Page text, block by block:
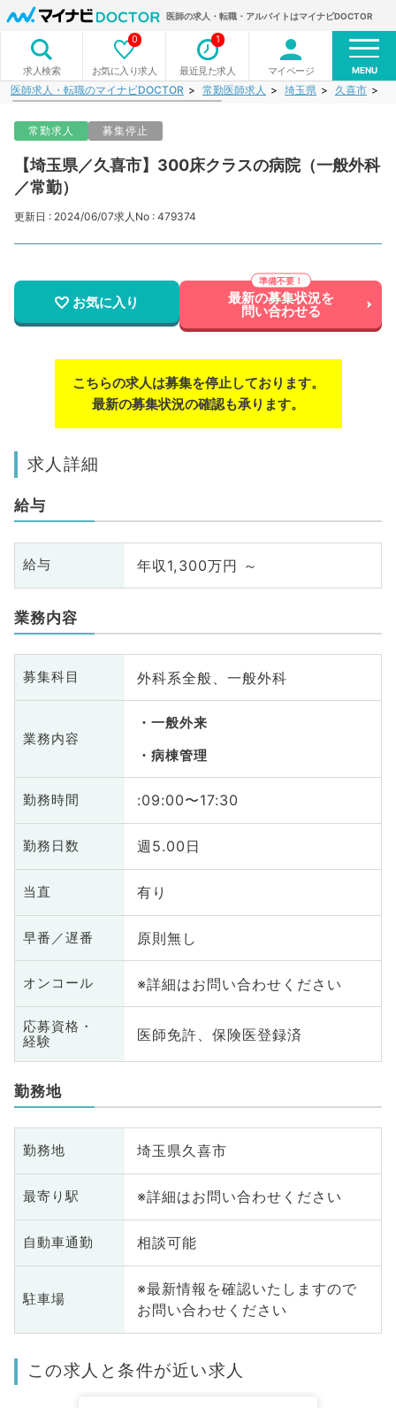
医師の求人・転職・アルバイトはマイナビDOCTOR
求人検索 お気に入り求人
0
最近見た求人
1
マイページ MENU
医師求人・転職のマイナビDOCTOR 常勤医師求人 埼玉県 久喜市
常勤求人 募集停止
【埼玉県／久喜市】300床クラスの病院（一般外科
／常勤）
更新日 : 2024/06/07求人No : 479374
お気に入り 最新の募集状況を
問い合わせる
こちらの求人は募集を停止しております。
最新の募集状況の確認も承ります。
求人詳細
給与
給与 年収1,300万円 ～
業務内容
募集科目 外科系全般、一般外科
業務内容
一般外来
病棟管理
勤務時間 :09:00〜17:30
勤務日数 週5.00日
当直 有り
早番／遅番 原則無し
オンコール ※詳細はお問い合わせください
応募資格・
経験
医師免許、保険医登録済
勤務地
勤務地 埼玉県久喜市
最寄り駅 ※詳細はお問い合わせください
自動車通勤 相談可能
駐車場
※最新情報を確認いたしますので
お問い合わせください
この求人と条件が近い求人